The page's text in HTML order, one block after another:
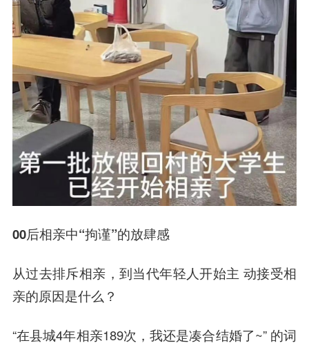
00后相亲中“拘谨”的放肆感
从过去排斥相亲，到当代年轻人开始主 动接受相
亲的原因是什么？
“在县城4年相亲189次，我还是凑合结婚了~” 的词